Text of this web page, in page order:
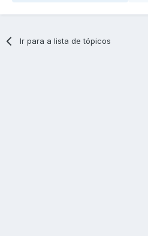
Ir para a lista de tópicos